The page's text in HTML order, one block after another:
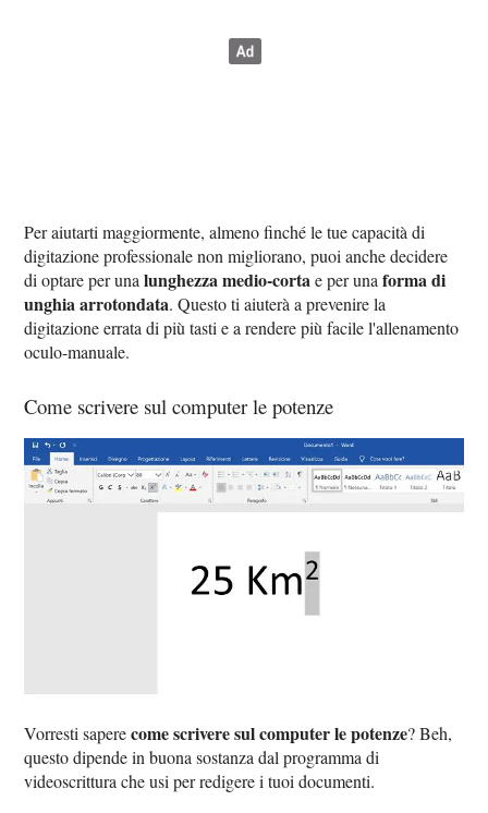
Per aiutarti maggiormente, almeno finché le tue capacità di
digitazione professionale non migliorano, puoi anche decidere
di optare per unalunghezza medio-cortae per unaforma di
unghia arrotondata. Questo ti aiuterà a prevenire la
digitazione errata di più tasti e a rendere più facile l'allenamento
oculo-manuale.
Come scrivere sul computer le potenze
Vorresti saperecome scrivere sul computer le potenze? Beh,
questo dipende in buona sostanza dal programma di
videoscrittura che usi per redigere i tuoi documenti.